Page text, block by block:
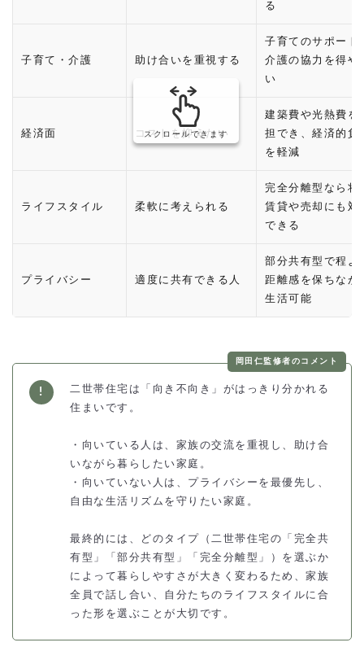
る
子育て・介護 助け合いを重視する
子育てのサポート
介護の協力を得や
い
経済面 コストを抑えたい
建築費や光熱費を
担でき、経済的負
を軽減
ライフスタイル 柔軟に考えられる
完全分離型なら将
賃貸や売却にも対
できる
プライバシー 適度に共有できる人
部分共有型で程よ
距離感を保ちなが
生活可能
スクロールできます
岡田仁監修者のコメント
二世帯住宅は「向き不向き」がはっきり分かれる
住まいです。
・向いている人は、家族の交流を重視し、助け合
いながら暮らしたい家庭。
・向いていない人は、プライバシーを最優先し、
自由な生活リズムを守りたい家庭。
最終的には、どのタイプ（二世帯住宅の「完全共
有型」「部分共有型」「完全分離型」）を選ぶか
によって暮らしやすさが大きく変わるため、家族
全員で話し合い、自分たちのライフスタイルに合
った形を選ぶことが大切です。